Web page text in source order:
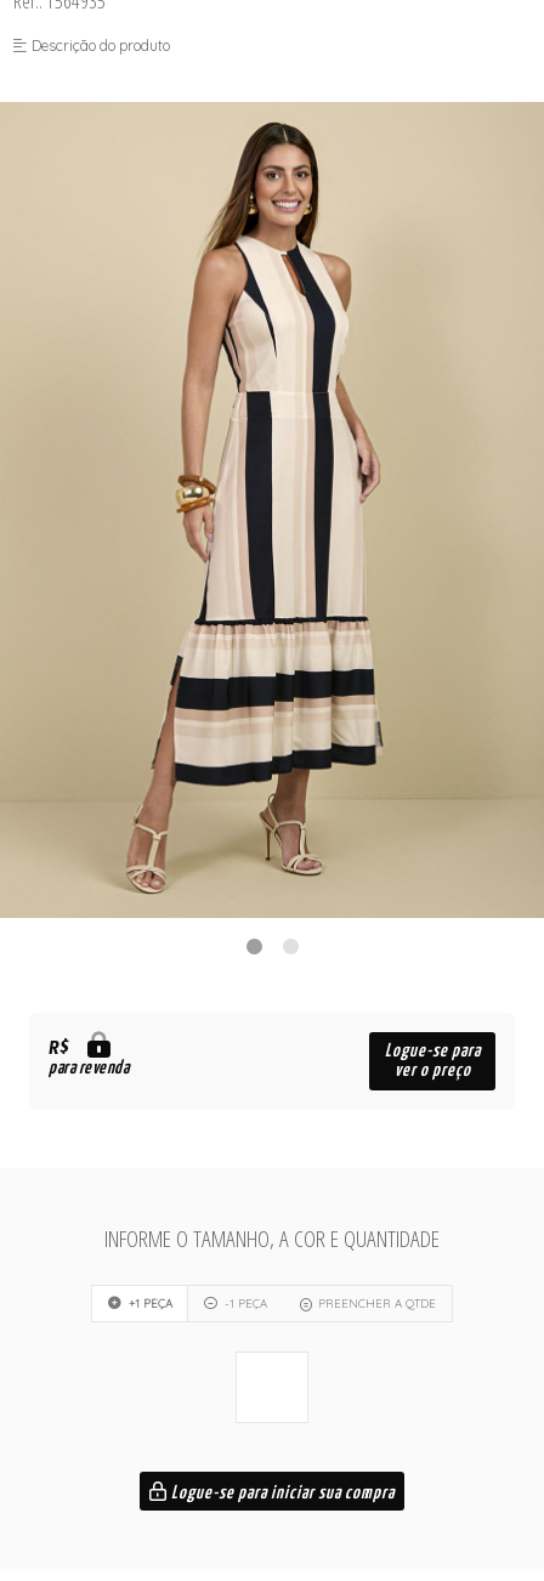
FUSEA-AGOSTO I-
LONGO-AGOSTO I-
MACAC-AGOSTO I-
Descrição do produto
R$
para revenda
Logue-se para
ver o preço
INFORME O TAMANHO, A COR E QUANTIDADE
+1 PEÇA -1 PEÇA PREENCHER A QTDE
Logue-se para iniciar sua compra